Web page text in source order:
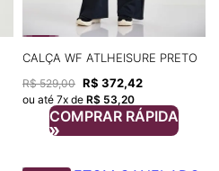
CALÇA WF ATLHEISURE PRETO
R$ 529,00 R$ 372,42
ou até 7x de R$ 53,20
COMPRAR RÁPIDA